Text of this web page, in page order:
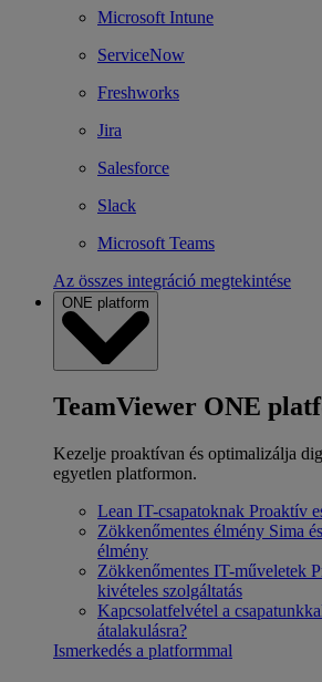
Microsoft Intune
ServiceNow
Freshworks
Jira
Salesforce
Slack
Microsoft Teams
Az összes integráció megtekintése
ONE platform
TeamViewer ONE
Kezelje proaktívan és optimalizálja
egyetlen platformon.
Lean IT-csapatoknak Proaktív
Zökkenőmentes élmény Sima
élmény
Zökkenőmentes IT-műveletek
kivételes szolgáltatás
Kapcsolatfelvétel a
átalakulásra?
Ismerkedés a platformmal